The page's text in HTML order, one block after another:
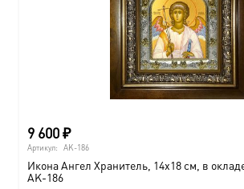
9 600₽
Артикул: AK-186
Икона Ангел Хранитель, 14х18 см, в
AK-186